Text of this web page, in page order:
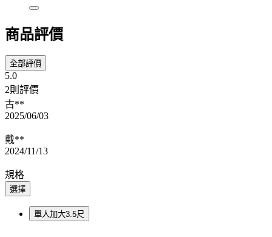
商品評價
全部評價
5.0
2則評價
古**
2025/06/03
戴**
2024/11/13
規格
選擇
單人加大3.5尺